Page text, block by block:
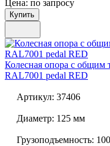
Цена: по запросу
Купить
Колесная опора с общим
RAL7001 pedal RED
Артикул: 37406
Диаметр: 125 мм
Грузоподъемность: